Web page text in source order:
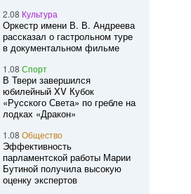
2.08 Культура
Оркестр имени В. В. Андреева
рассказал о гастрольном туре
в документальном фильме
1.08 Спорт
В Твери завершился
юбилейный XV Кубок
«Русского Света» по гребле на
лодках «Дракон»
1.08 Общество
Эффективность
парламентской работы Марии
Бутиной получила высокую
оценку экспертов